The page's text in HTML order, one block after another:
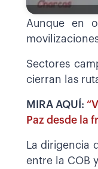
Aunque en
Sectores
cierran las
MIRA AQUÍ:
Paz desde la
La dirigencia
entre la COB